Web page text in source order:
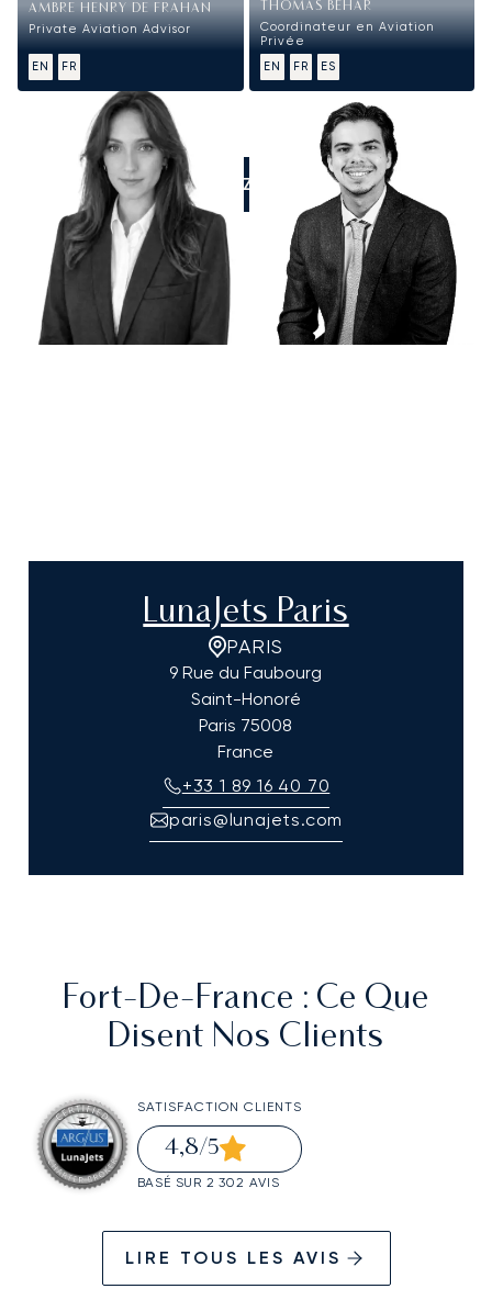
AMBRE HENRY DE FRAHAN
Private Aviation Advisor
EN FR
THOMAS BEHAR
Coordinateur en Aviation
Privée
EN
FR ES
APPELEZ-NOUS
LunaJets Paris
PARIS
9 Rue du Faubourg
Saint-Honoré
Paris 75008
France
+33 1 89 16 40 70
paris@lunajets.com
Fort-De-France : Ce Que
Disent Nos Clients
SATISFACTION CLIENTS
4,8/5
BASÉ SUR 2 302 AVIS
LIRE TOUS LES AVIS